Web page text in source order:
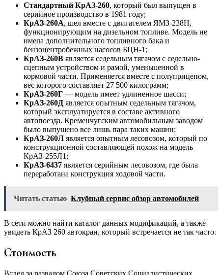
Стандартный КрАЗ-260, который был выпущен в
серийное производство в 1981 году;
КрАЗ-260А, шел вместе с двигателем ЯМЗ-238Н,
функционирующим на дизельном топливе. Модель не
имела дополнительного топливного бака и
бензоцентробежных насосов БЦН-1;
КрАЗ-260В является седельным тягачом с седельно-
сцепным устройством и рамой, уменьшенной в
кормовой части. Применяется вместе с полуприцепом,
вес которого составляет 27 500 килограмм;
КрАЗ-260Г —модель имеет удлиненное шасси;
КрАЗ-260Д является опытным седельным тягачом,
который эксплуатируется в составе активного
автопоезда. Кременчугским автомобильным заводом
было выпущено все лишь пара таких машин;
КрАЗ-260Л является опытным лесовозом, который по
конструкционной составляющей похож на модель
КрАЗ-255Л1;
КрАЗ-6437 является серийным лесовозом, где была
переработана конструкция ходовой части.
Читать статью Клубный сервис обзор автомобилей
В сети можно найти каталог данных модификаций, а также
увидеть КрАЗ 260 автокран, который встречается не так часто.
Стоимость
Вслед за развалом Союза Советских Социалистических